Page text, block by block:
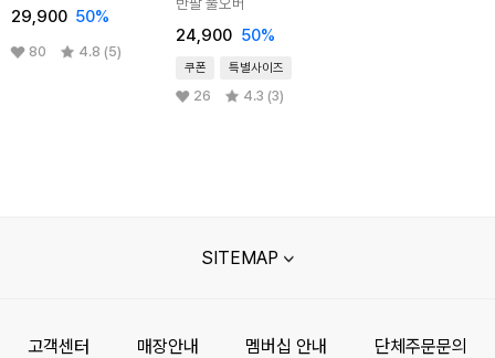
29,900 50%
80 4.8 (5)
24,900 50%
쿠폰 특별사이즈
26 4.3 (3)
SITEMAP
고객센터 매장안내 멤버십 안내 단체주문문의